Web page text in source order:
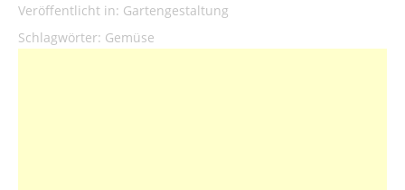
Veröffentlicht in: Gartengestaltung
Schlagwörter: Gemüse